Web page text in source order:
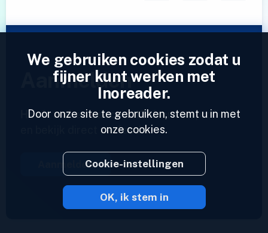
Aanmelden
Heeft u al een account?Voer een profiel in
en bekijk direct uw feeds.
Aanmelden
2023 © Inoreader
We gebruiken cookies zodat u
fijner kunt werken met
Inoreader.
Door onze site te gebruiken, stemt u in met
onze cookies.
Cookie-instellingen
OK, ik stem in